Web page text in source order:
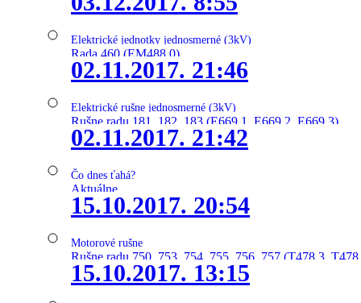
Elektrické jednotky jednosmerné (3kV)
Rada 460 (EM488.0)
02.11.2017. 21:46
Elektrické rušne jednosmerné (3kV)
Rušne radu 181, 182, 183 (E669.1, E669.2, E669.3)
02.11.2017. 21:42
Čo dnes ťahá?
Aktuálne
15.10.2017. 20:54
Motorové rušne
Rušne radu 750, 753, 754, 755, 756, 757 (T478.3,
15.10.2017. 13:15